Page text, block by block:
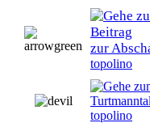
zur
topolino
0 Bewertung(en)
topolino
0 Bewertung(en)